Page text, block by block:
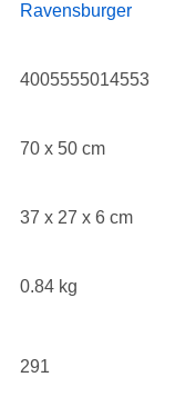
Ravensburger
4005555014553
70 x 50 cm
37 x 27 x 6 cm
0.84 kg
291